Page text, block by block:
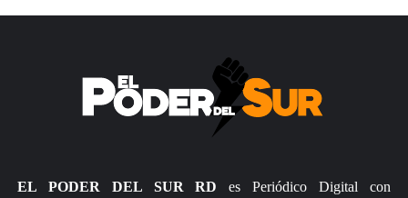
EL PODER DEL SUR RD es Periódico Digital con